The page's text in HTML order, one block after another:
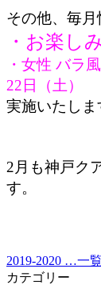
その他、毎月
・お楽し
・女性 バラ
22日（土）
実施いたしま
2月も神戸ク
す。
2019-2020 …一
カテゴリー